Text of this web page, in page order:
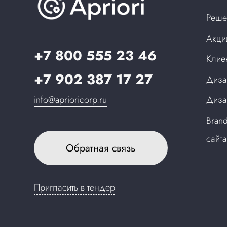
+7 800 555 23 46
+7 902 387 17 27
info@aprioricorp.ru
Обратная связь
Пригласить в тендер
сайта